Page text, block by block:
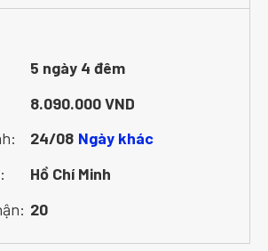
5 ngày 4 đêm
8.090.000 VND
24/08 Ngày khác
Hồ Chí Minh
20